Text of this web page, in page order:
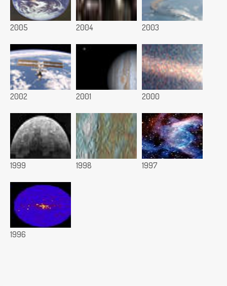
2005 2004 2003
2002 2001 2000
1999 1998 1997
1996